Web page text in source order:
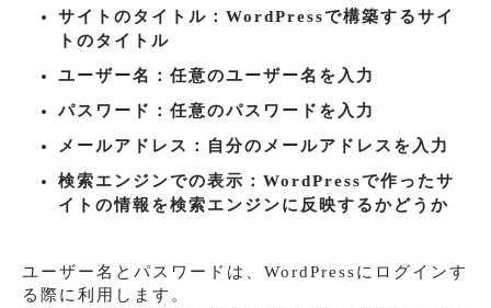
サイトのタイトル：WordPressで構築するサイ
トのタイトル
ユーザー名：任意のユーザー名を入力
パスワード：任意のパスワードを入力
メールアドレス：自分のメールアドレスを入力
検索エンジンでの表示：WordPressで作ったサ
イトの情報を検索エンジンに反映するかどうか
ユーザー名とパスワードは、WordPressにログインす
る際に利用します。